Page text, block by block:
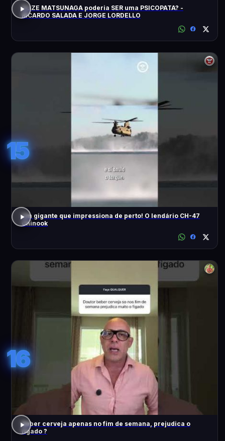
ELIZE MATSUNAGA poderia SER uma PSICOPATA? -
RICARDO SALADA E JORGE LORDELLO
15
Um gigante que impressiona de perto! O lendário CH-47
Chinook
16
Beber cerveja apenas no fim de semana, prejudica o
fígado ?